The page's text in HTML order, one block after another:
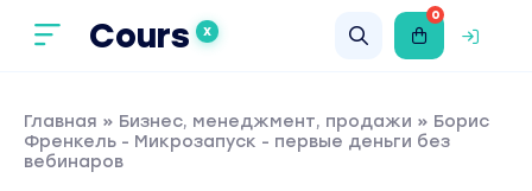
Cours X
0
Главная » Бизнес, менеджмент, продажи » Борис
Френкель - Микрозапуск - первые деньги без
вебинаров